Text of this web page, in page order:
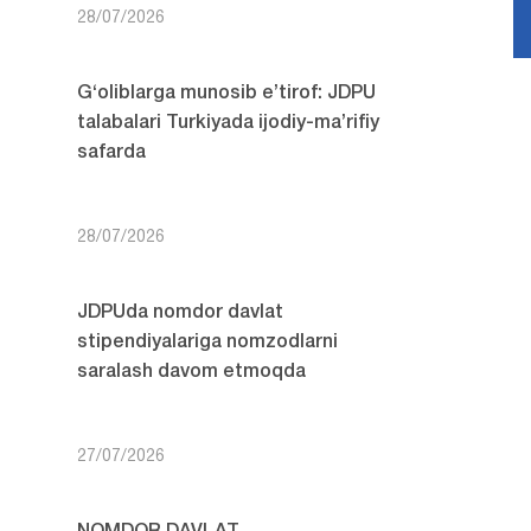
28/07/2026
G‘oliblarga munosib e’tirof: JDPU
talabalari Turkiyada ijodiy-ma’rifiy
safarda
28/07/2026
JDPUda nomdor davlat
stipendiyalariga nomzodlarni
saralash davom etmoqda
27/07/2026